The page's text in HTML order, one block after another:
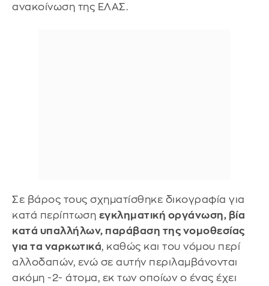
ανακοίνωση της ΕΛΑΣ.
Σε βάρος τους σχηματίσθηκε δικογραφία για
κατά περίπτωση εγκληματική οργάνωση, βία
κατά υπαλλήλων, παράβαση της νομοθεσίας
για τα ναρκωτικά, καθώς και του νόμου περί
αλλοδαπών, ενώ σε αυτήν περιλαμβάνονται
ακόμη -2- άτομα, εκ των οποίων ο ένας έχει